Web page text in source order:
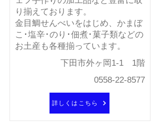
り揃えております。
金目鯛せんべいをはじめ、かまぼ
こ･塩辛･のり･佃煮･菓子類などの
お土産も各種揃っています。
下田市外ヶ岡1-1 1階
0558-22-8577
詳しくはこちら